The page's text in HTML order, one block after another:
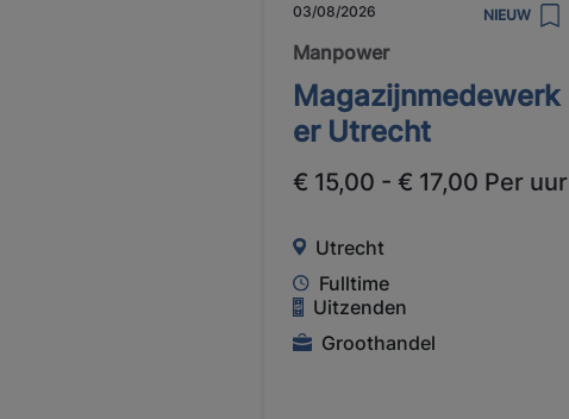
03/08/2026 NIEUW
Manpower
Magazijnmedewerk
er Utrecht
€ 15,00 - € 17,00 Per uur
Utrecht
Fulltime
Uitzenden
Groothandel